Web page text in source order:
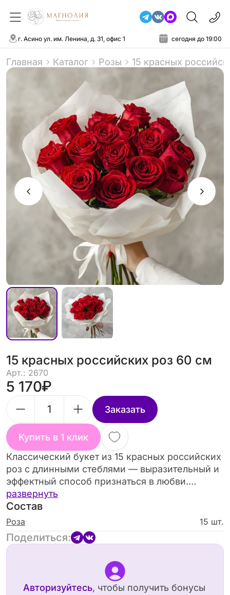
г. Асино ул. им. Ленина, д. 31, офис 1 сегодня до 19:00
Главная Каталог Розы 15 красных
15 красных российских роз 60 см
Арт.: 2670
5 170
Заказать
Купить в 1 клик
Классический букет из 15 красных российских
роз с длинными стеблями — выразительный и
эффектный способ признаться в любви.
Отличный выбор для торжественных случаев и
романтических жестов.
развернуть
Состав
Роза 15 шт.
Поделиться:
Авторизуйтесь, чтобы получить бонусы